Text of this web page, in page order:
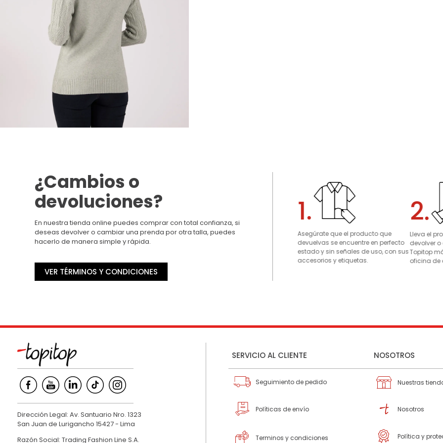
¿Cambios o
devoluciones?
En nuestra tienda online puedes comprar con total confianza, si
deseas devolver o cambiar una prenda por otra talla, puedes
hacerlo de manera simple y rápida.
VER TÉRMINOS Y CONDICIONES
1.
Asegúrate que el producto que
devuelvas se encuentre en perfecto
estado y sin señales de uso, con sus
accesorios y etiquetas.
2.
Lleva el
devolver
Topitop
oficina de
Dirección Legal: Av. Santuario Nro. 1323
San Juan de Lurigancho 15427 - Lima
Razón Social: Trading Fashion Line S.A.
SERVICIO AL CLIENTE
Seguimiento de pedido
Políticas de envío
Terminos y condiciones
NOSOTROS
Nuestras
Nosotros
Política y